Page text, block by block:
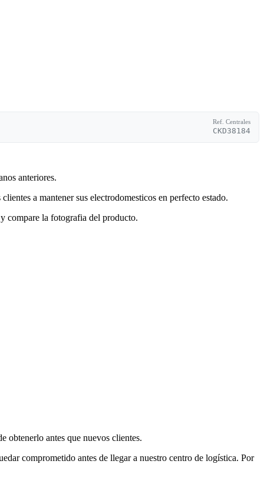
Ref. Centrales
CKD38184
anteriores.
a mantener sus electrodomesticos en perfecto estado.
compare la fotografia del producto.
obtenerlo antes que nuevos clientes.
comprometido antes de llegar a nuestro centro de logística. Por